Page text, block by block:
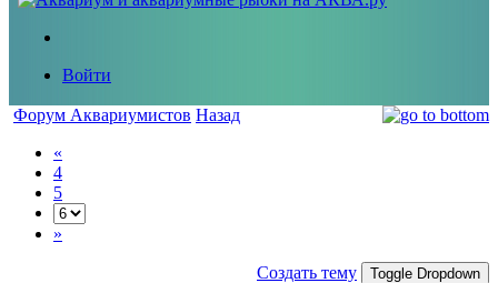
Войти
Форум Аквариумистов Назад
«
4
5
»
Создать тему Toggle Dropdown